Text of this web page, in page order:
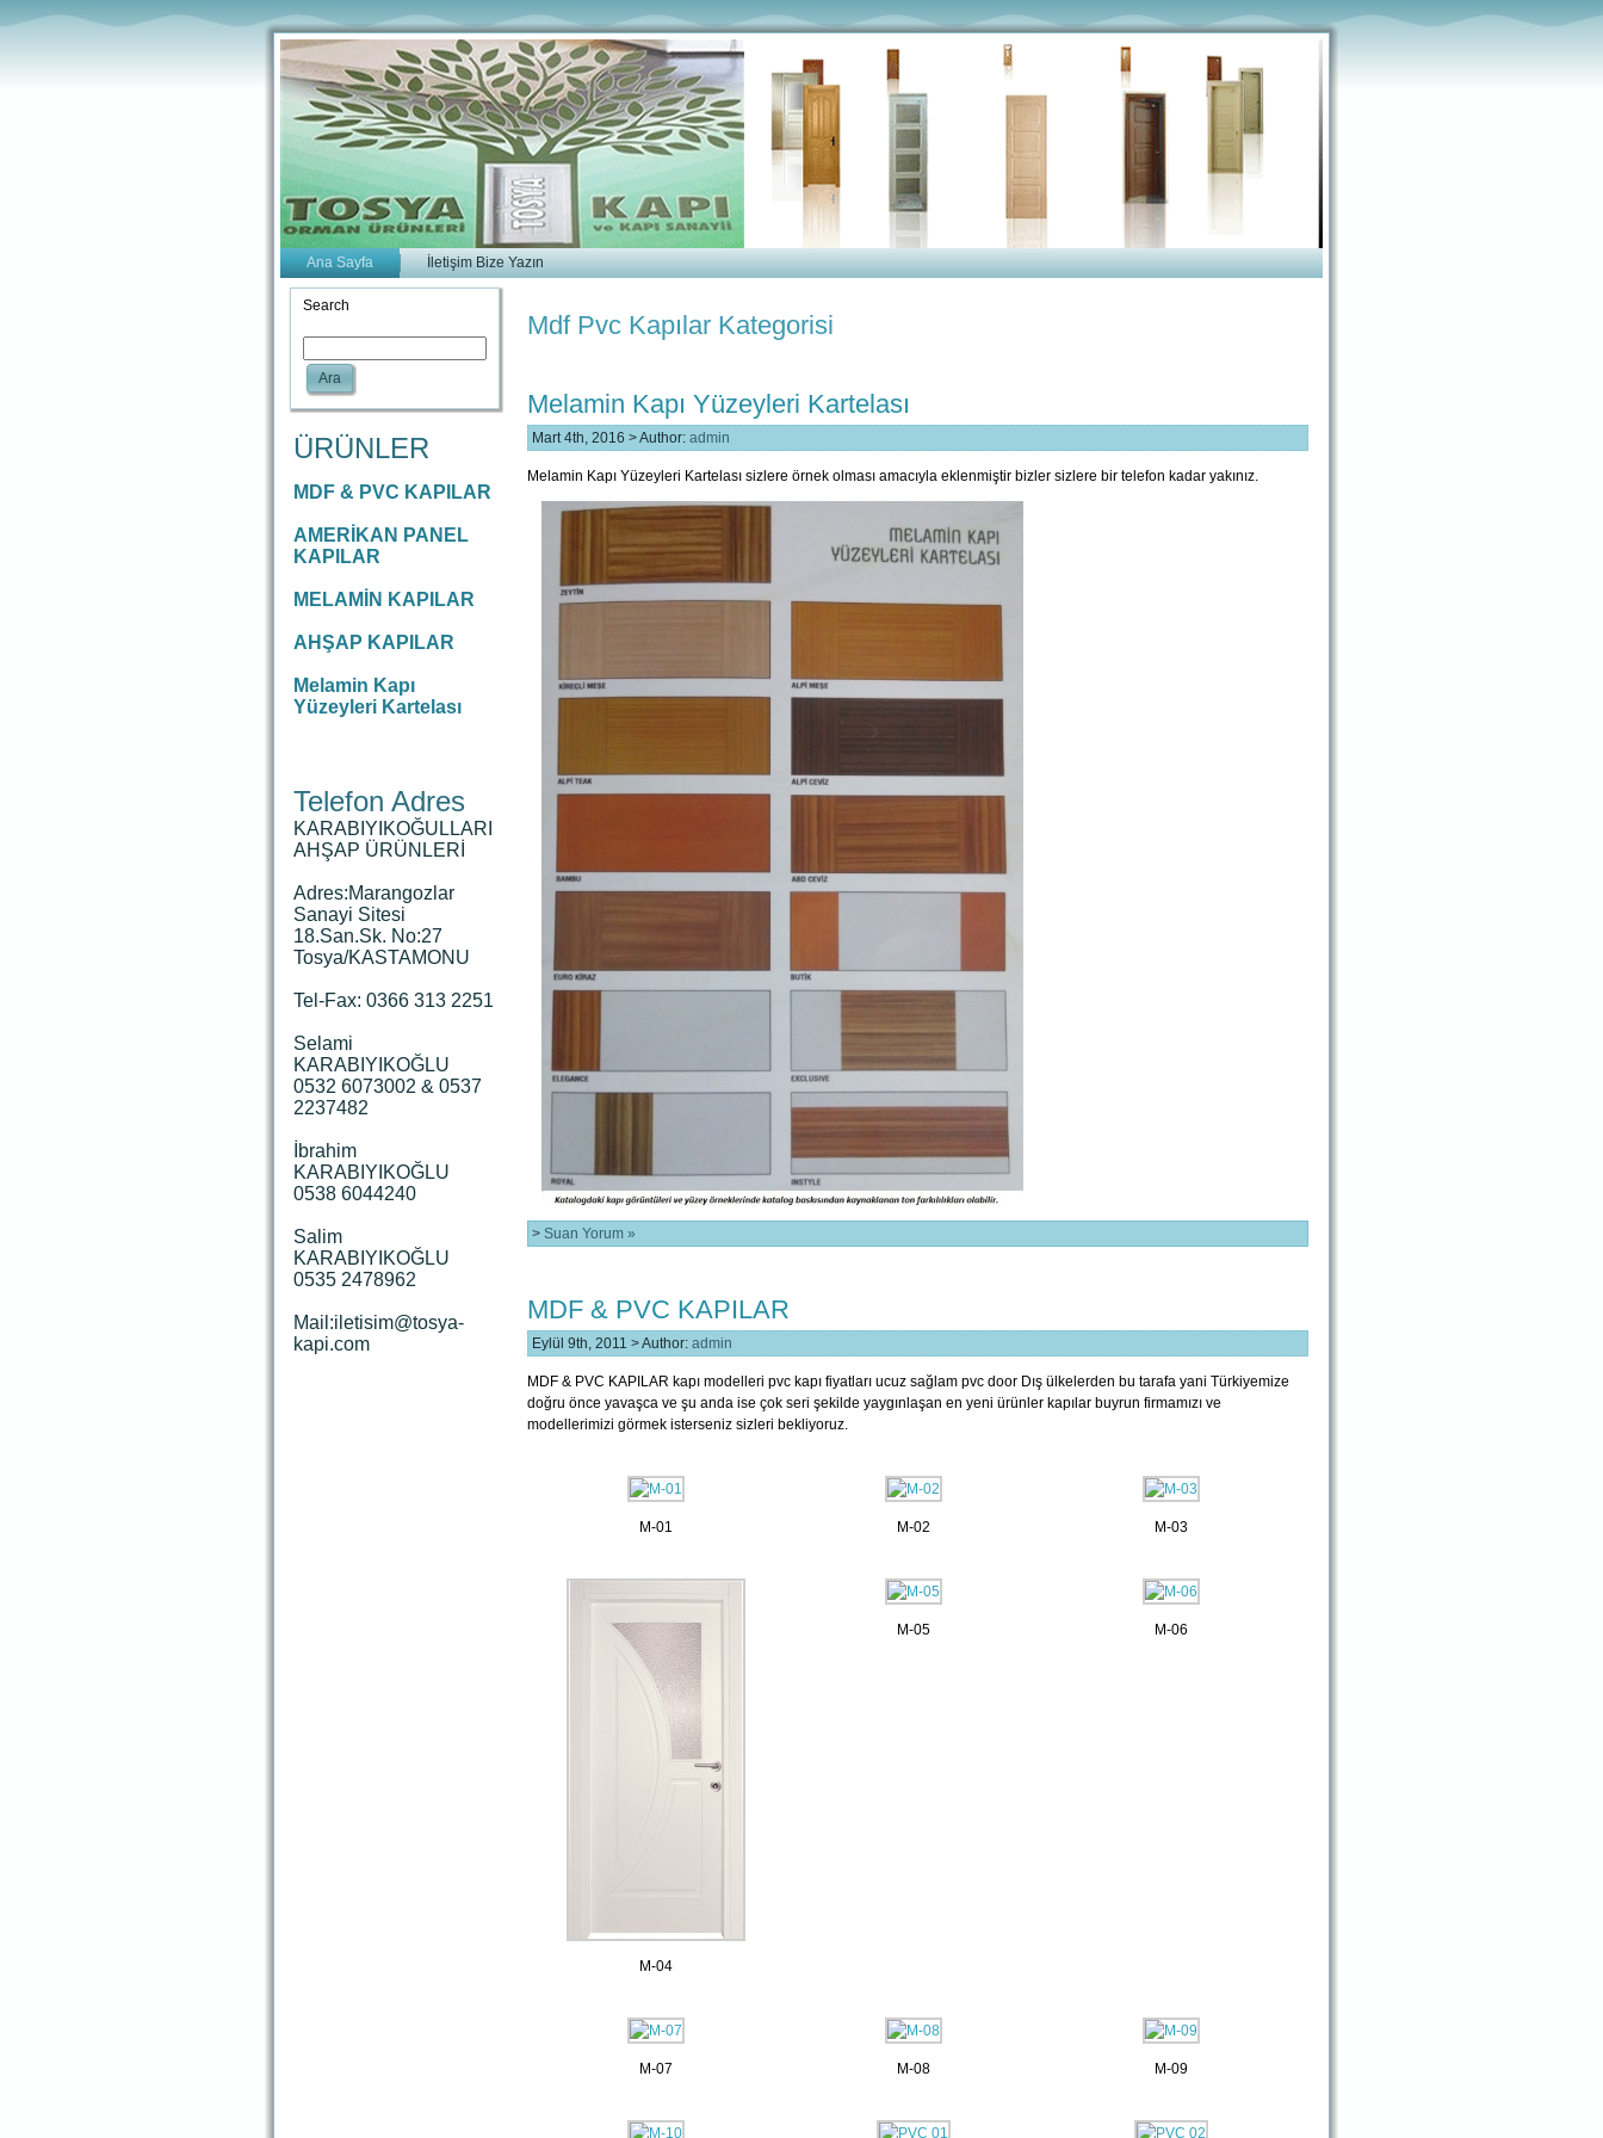
Ana Sayfa İletişim Bize Yazın
Search
Ara
ÜRÜNLER
MDF & PVC KAPILAR
AMERİKAN PANEL
KAPILAR
MELAMİN KAPILAR
AHŞAP KAPILAR
Melamin Kapı
Yüzeyleri Kartelası
Telefon Adres
KARABIYIKOĞULLARI
AHŞAP ÜRÜNLERİ
Adres:Marangozlar
Sanayi Sitesi
18.San.Sk. No:27
Tosya/KASTAMONU
Tel-Fax: 0366 313 2251
Selami
KARABIYIKOĞLU
0532 6073002 & 0537
2237482
İbrahim
KARABIYIKOĞLU
0538 6044240
Salim
KARABIYIKOĞLU
0535 2478962
Mail:iletisim@tosya-
kapi.com
Mdf Pvc Kapılar Kategorisi
Melamin Kapı Yüzeyleri Kartelası
Mart 4th, 2016 > Author: admin
Melamin Kapı Yüzeyleri Kartelası sizlere örnek olması amacıyla eklenmiştir bizler sizlere bir telefon kadar yakınız.
> Suan Yorum »
MDF & PVC KAPILAR
Eylül 9th, 2011 > Author: admin
MDF & PVC KAPILAR kapı modelleri pvc kapı fiyatları ucuz sağlam pvc door Dış ülkelerden bu tarafa yani Türkiyemize
doğru önce yavaşca ve şu anda ise çok seri şekilde yaygınlaşan en yeni ürünler kapılar buyrun firmamızı ve
modellerimizi görmek isterseniz sizleri bekliyoruz.
M-01 M-02 M-03
M-04
M-05 M-06
M-07 M-08 M-09